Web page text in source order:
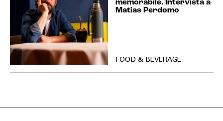
memorabile. Intervista a
Matias Perdomo
FOOD & BEVERAGE